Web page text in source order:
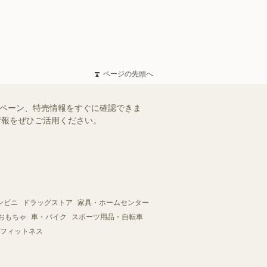
ページの先頭へ
ーン、特売情報をすぐに確認できま
をぜひご活用ください。
ビニ ドラッグストア
家具・ホームセンター
もちゃ
車・バイク
スポーツ用品・自転車
ィットネス